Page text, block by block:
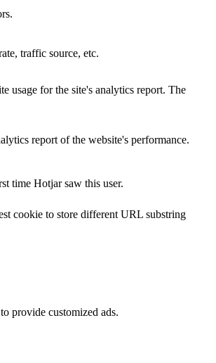
traffic source, etc.
usage for the site's analytics report. The
report of the website's performance.
time Hotjar saw this user.
cookie to store different URL substring
provide customized ads.